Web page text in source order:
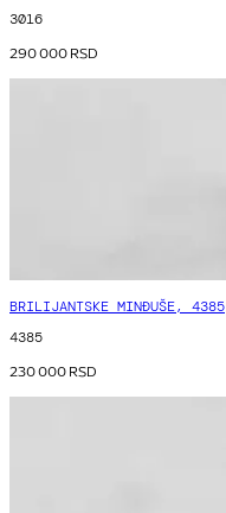
3016
290 000RSD
BRILIJANTSKE MINĐUŠE, 4385
4385
230 000RSD